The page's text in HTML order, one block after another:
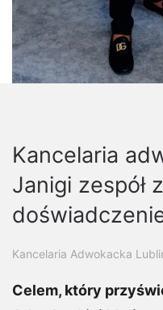
Kancelaria
Janigi zespół
Kancelaria Adwokacka
Celem, który